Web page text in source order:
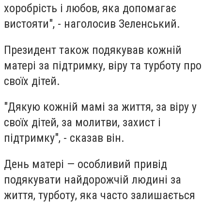
хоробрість і любов, яка допомагає
вистояти", - наголосив Зеленський.
Президент також подякував кожній
матері за підтримку, віру та турботу про
своїх дітей.
"Дякую кожній мамі за життя, за віру у
своїх дітей, за молитви, захист і
підтримку", - сказав він.
День матері — особливий привід
подякувати найдорожчій людині за
життя, турботу, яка часто залишається